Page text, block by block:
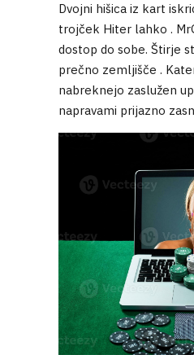
Dvojni hišica iz kart
trojček Hiter lahko .
dostop do sobe. Štirje
prečno zemljišče .
nabreknejo zaslužen
napravami prijazno